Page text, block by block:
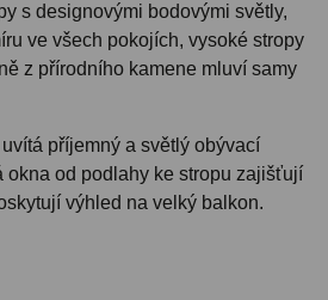
s designovými bodovými světly,
ve všech pokojích, vysoké stropy
z přírodního kamene mluví samy
příjemný a světlý obývací
okna od podlahy ke stropu zajišťují
výhled na velký balkon.